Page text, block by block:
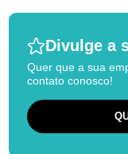
Divulge a
Quer que a sua
contato conosco!